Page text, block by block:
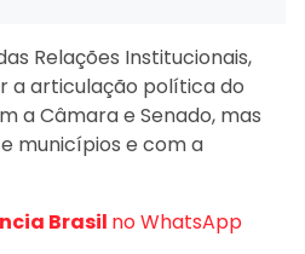
Relações Institucionais,
a articulação política do
a Câmara e Senado, mas
municípios e com a
Brasil no WhatsApp